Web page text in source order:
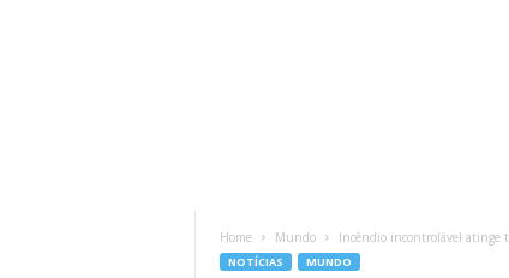
Home Mundo Incêndio incontrolável atinge
NOTÍCIAS MUNDO